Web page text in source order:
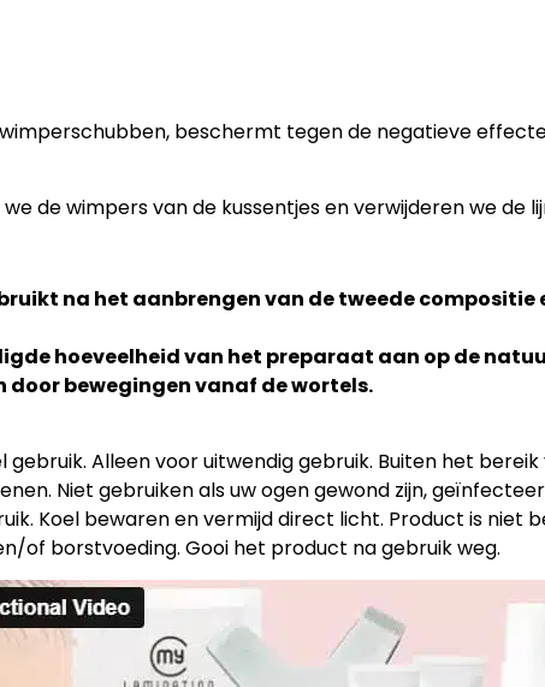
beschermt tegen de negatieve
de wimpers van de kussentjes en verwijderen we de
na het aanbrengen van de tweede
hoeveelheid van het preparaat aan op de
bewegingen vanaf de wortels.
gebruik. Alleen voor uitwendig gebruik. Buiten het bereik
Niet gebruiken als uw ogen gewond zijn,
Koel bewarenen vermijd direct licht. Product is niet
of borstvoeding. Gooi het product na gebruik weg.